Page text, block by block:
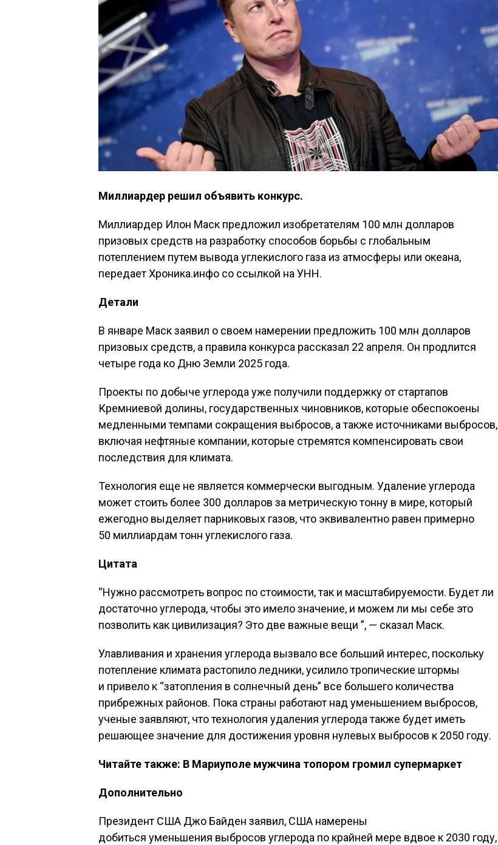
Миллиардер решил объявить конкурс.
Миллиардер Илон Маск предложил изобретателям 100 млн долларов
призовых средств на разработку способов борьбы с глобальным
потеплением путем вывода углекислого газа из атмосферы или океана,
передает Хроника.инфо со ссылкой на УНН.
Детали
В январе Маск заявил о своем намерении предложить 100 млн долларов
призовых средств, а правила конкурса рассказал 22 апреля. Он продлится
четыре года ко Дню Земли 2025 года.
Проекты по добыче углерода уже получили поддержку от стартапов
Кремниевой долины, государственных чиновников, которые обеспокоены
медленными темпами сокращения выбросов, а также источниками выбросов,
включая нефтяные компании, которые стремятся компенсировать свои
последствия для климата.
Технология еще не является коммерчески выгодным. Удаление углерода
может стоить более 300 долларов за метрическую тонну в мире, который
ежегодно выделяет парниковых газов, что эквивалентно равен примерно
50 миллиардам тонн углекислого газа.
Цитата
“Нужно рассмотреть вопрос по стоимости, так и масштабируемости. Будет ли
достаточно углерода, чтобы это имело значение, и можем ли мы себе это
позволить как цивилизация? Это две важные вещи ”, — сказал Маск.
Улавливания и хранения углерода вызвало все больший интерес, поскольку
потепление климата растопило ледники, усилило тропические штормы
и привело к “затопления в солнечный день” все большего количества
прибрежных районов. Пока страны работают над уменьшением выбросов,
ученые заявляют, что технология удаления углерода также будет иметь
решающее значение для достижения уровня нулевых выбросов к 2050 году.
Читайте также: В Мариуполе мужчина топором громил супермаркет
Дополнительно
Президент США Джо Байден заявил, США намерены
добиться уменьшения выбросов углерода по крайней мере вдвое к 2030 году,